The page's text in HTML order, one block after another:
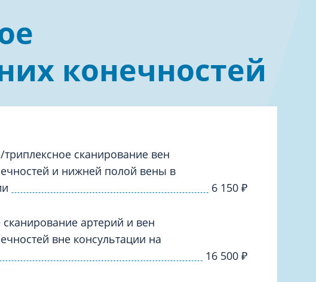
Терапия
Трихология
Ультразвуковая и функциональная
диагностика
Физиотерапия
конечностей
триплексное сканирование вен
и нижней полой вены в
6 150 ₽
сканирование артерий и вен
вне консультации на
16 500 ₽